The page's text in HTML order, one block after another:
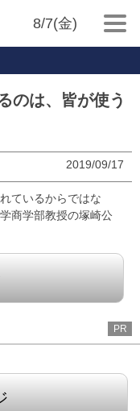
8/7(金)
のは、皆が使う
2019/09/17
ているからではな
商学部教授の塚崎公
PR